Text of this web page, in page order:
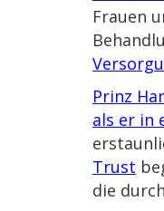
Frauen
Prinz
als er in
Trust
die